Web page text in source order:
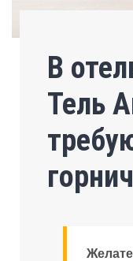
В
Тель